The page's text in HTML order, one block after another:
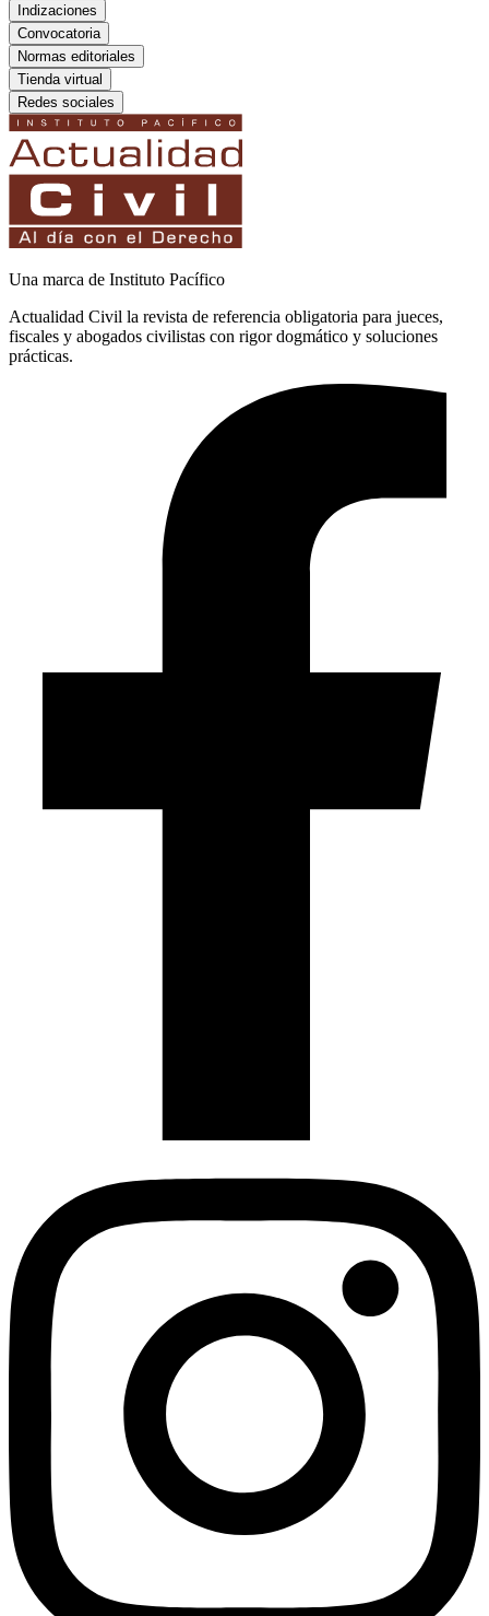
Indizaciones
Convocatoria
Normas editoriales
Tienda virtual
Redes sociales
Una marca de Instituto Pacífico
Actualidad Civil la revista de referencia obligatoria para jueces,
fiscales y abogados civilistas con rigor dogmático y soluciones
prácticas.